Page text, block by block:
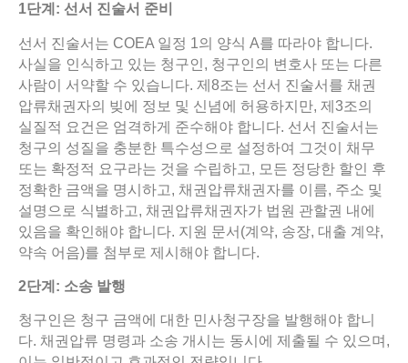
1단계 : 선서 진술서 준비
선서 진술서는 COEA 일정 1의 양식 A를 따라야 합니다.
사실을 인식하고 있는 청구인, 청구인의 변호사 또는 다른
사람이 서약할 수 있습니다. 제8조는 선서 진술서를 채권
압류채권자의 빚에 정보 및 신념에 허용하지만, 제3조의
실질적 요건은 엄격하게 준수해야 합니다. 선서 진술서는
청구의 성질을 충분한 특수성으로 설정하여 그것이 채무
또는 확정적 요구라는 것을 수립하고, 모든 정당한 할인 후
정확한 금액을 명시하고, 채권압류채권자를 이름, 주소 및
설명으로 식별하고, 채권압류채권자가 법원 관할권 내에
있음을 확인해야 합니다. 지원 문서(계약, 송장, 대출 계약,
약속 어음)를 첨부로 제시해야 합니다.
2단계 : 소송 발행
청구인은 청구 금액에 대한 민사청구장을 발행해야 합니
다. 채권압류 명령과 소송 개시는 동시에 제출될 수 있으며,